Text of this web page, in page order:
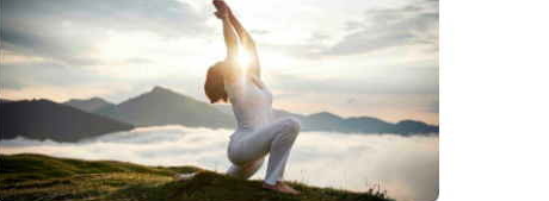
mutlu, huzurlu ve dengeli hissetmelerini sağlar. […]